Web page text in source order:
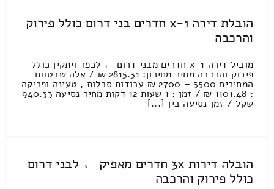
הובלת דירה 1-x חדרים בני דרום כולל פירוק
והרכבה
מוביל דירה 1-x חדרים מבני דרום ← לכפר ויתקין כולל
פירוק והרכבה מחיר מחירון: 2815.31 ₪ / אלה שבטווח
המחירים 3500 – 2700 ₪ עבודות סבלות , טעינה ופריקה
: 1101.48 ₪ / זמן : 1 שעות 12 דקות מחיר נסיעה 940.33
שקל / זמן נסיעה בין [...]
הובלה דירות 3x חדרים מאפיק ← לבני דרום
כולל פירוק והרכבה